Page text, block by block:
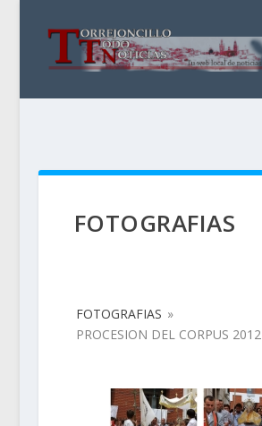
FOTOGRAFIAS
FOTOGRAFIAS »
PROCESION DEL CORPUS 2012